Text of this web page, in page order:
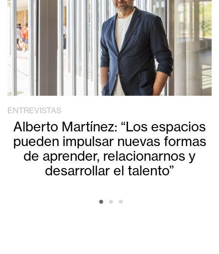
ENTREVISTAS
Alberto Martínez: “Los espacios
pueden impulsar nuevas formas
de aprender, relacionarnos y
desarrollar el talento”